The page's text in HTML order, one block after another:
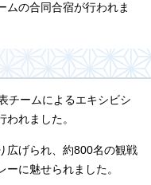
ムの合同合宿が行われま
チームによるエキシビシ
われました。
広げられ、約800名の観戦
に魅せられました。